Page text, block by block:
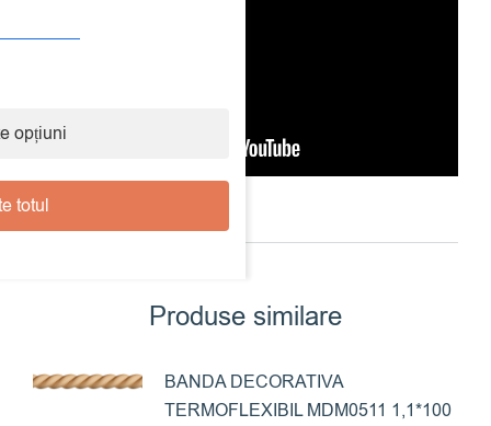
Produse similare
BANDA DECORATIVA
TERMOFLEXIBIL MDM0511 1,1*100
opțiuni
totul